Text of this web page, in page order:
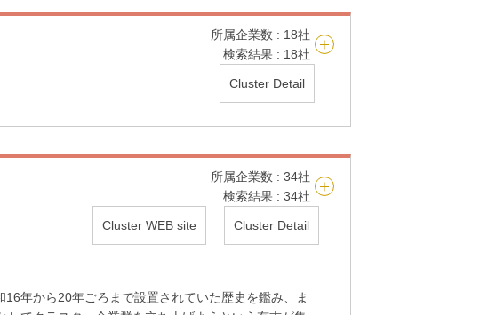
所属企業数 : 18社
検索結果 : 18社
Cluster Detail
所属企業数 : 34社
検索結果 : 34社
Cluster WEB site Cluster Detail
年から20年ごろまで設置されていた歴史を鑑み、ま